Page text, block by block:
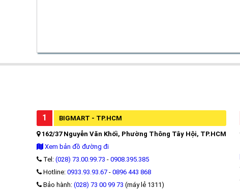
1 BIGMART - TP.HCM
162/37 Nguyễn Văn Khối, Phường Thông Tây Hội, TP.HCM
Xem bản đồ đường đi
Tel: (028) 73.00.99.73 - 0908.395.385
Hotline: 0933.93.93.67 - 0896 443 868
Bảo hành: (028) 73 00 99 73 (máy lẻ 1311)